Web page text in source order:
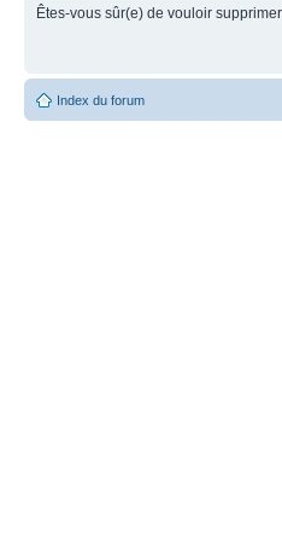
Êtes-vous sûr(e) de vouloir
Index du forum